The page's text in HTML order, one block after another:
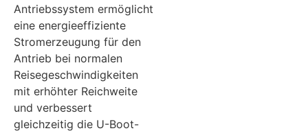
Antriebssystem ermöglicht
eine energieeffiziente
Stromerzeugung für den
Antrieb bei normalen
Reisegeschwindigkeiten
mit erhöhter Reichweite
und verbessert
gleichzeitig die U-Boot-